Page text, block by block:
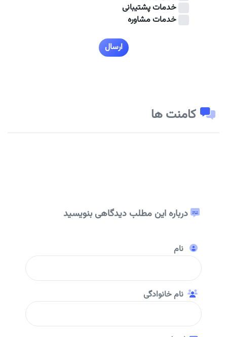
خدمات پشتیبانی
خدمات مشاوره
ارسال
کامنت ها
درباره این مطلب دیدگاهی بنویسید
نام
نام خانوادگی